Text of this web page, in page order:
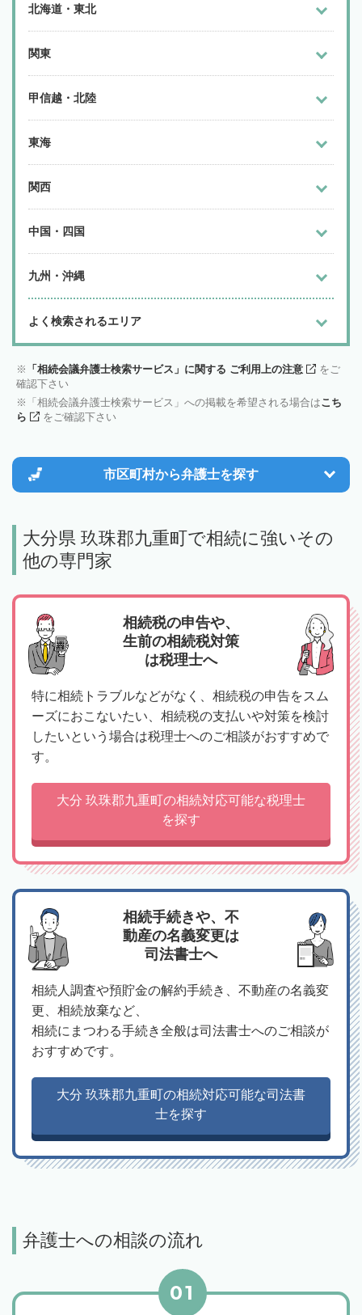
北海道・東北
関東
甲信越・北陸
東海
関西
中国・四国
九州・沖縄
よく検索されるエリア
「相続会議弁護士検索サービス」に関する ご利用上の注意
をご
確認下さい
「相続会議弁護士検索サービス」への掲載を希望される場合はこち
ら
をご確認下さい
市区町村から弁護士を探す
大分県 玖珠郡九重町で相続に強いその
他の専門家
相続税の申告や、
生前の相続税対策
は税理士へ
特に相続トラブルなどがなく、相続税の申告をスム
ーズにおこないたい、相続税の支払いや対策を検討
したいという場合は税理士へのご相談がおすすめで
す。
大分 玖珠郡九重町の相続対応可能な税理士
を探す
相続手続きや、不
動産の名義変更は
司法書士へ
相続人調査や預貯金の解約手続き、不動産の名義変
更、相続放棄など、
相続にまつわる手続き全般は司法書士へのご相談が
おすすめです。
大分 玖珠郡九重町の相続対応可能な司法書
士を探す
弁護士への相談の流れ
01